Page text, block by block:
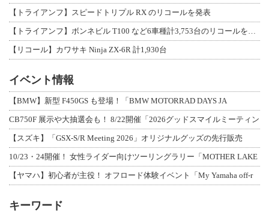
【トライアンフ】スピードトリプル RX のリコールを発表
【リコール】カワサキ Ninja ZX-6R 計1,930台
イベント情報
【BMW】新型 F450GS も登場！「BMW MOTORRAD DAYS JA
CB750F 展示や大抽選会も！ 8/22開催「2026グッドスマイルミーティン
【スズキ】「GSX-S/R Meeting 2026」オリジナルグッズの先行販売
10/23・24開催！ 女性ライダー向けツーリングラリー「MOTHER LAKE
【ヤマハ】初心者が主役！ オフロード体験イベント「My Yamaha off-r
キーワード